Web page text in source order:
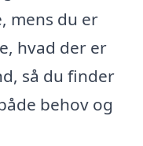
mens du er
hvad der er
så du finder
behov og